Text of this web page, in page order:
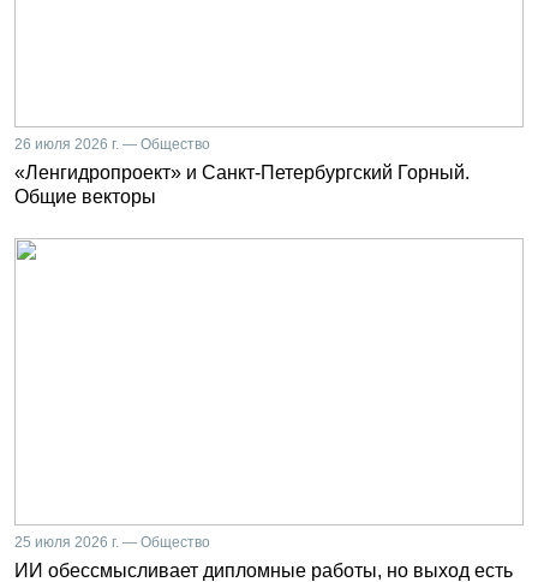
26 июля 2026 г. — Общество
«Ленгидропроект» и Санкт-Петербургский Горный.
Общие векторы
25 июля 2026 г. — Общество
ИИ обессмысливает дипломные работы, но выход есть